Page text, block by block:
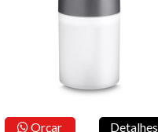
Orçar Detalhes